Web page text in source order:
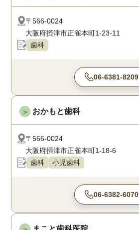
〒566-0024
大阪府摂津市正雀本町1-23-11
歯科
06-6381-8209
＞ おかもと歯科
〒566-0024
大阪府摂津市正雀本町1-18-6
歯科
小児歯科
06-6382-6070